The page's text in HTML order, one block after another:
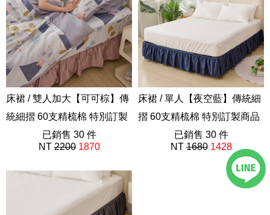
床裙 / 雙人加大【可可棕】傳
統細摺 60支精梳棉 特別訂製
已銷售 30 件
NT2200 1870
床裙 / 單人【夜空藍】傳統細
摺 60支精梳棉 特別訂製商品
已銷售 30 件
NT1680 1428